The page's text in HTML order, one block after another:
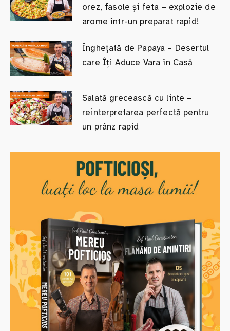
orez, fasole și feta – explozie de
arome într-un preparat rapid!
Înghețată de Papaya – Desertul
care Îți Aduce Vara în Casă
Salată grecească cu linte –
reinterpretarea perfectă pentru
un prânz rapid